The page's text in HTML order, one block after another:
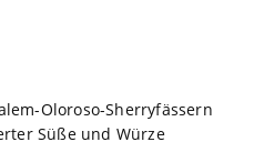
Oloroso-Sherryfässern
Süße und Würze